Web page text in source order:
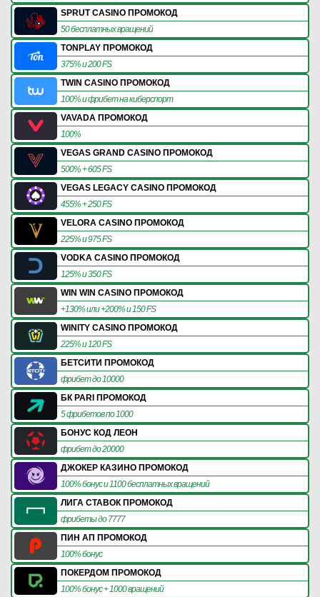
SPRUT CASINO ПРОМОКОД
50 бесплатных вращений
TONPLAY ПРОМОКОД
375% и 200 FS
TWIN CASINO ПРОМОКОД
100% и фрибет на киберспорт
VAVADA ПРОМОКОД
100%
VEGAS GRAND CASINO ПРОМОКОД
500% + 605 FS
VEGAS LEGACY CASINO ПРОМОКОД
455% + 250 FS
VELORA CASINO ПРОМОКОД
225% и 975 FS
VODKA CASINO ПРОМОКОД
125% и 350 FS
WIN WIN CASINO ПРОМОКОД
+130% или +200% и 150 FS
WINITY CASINO ПРОМОКОД
225% и 120 FS
БЕТСИТИ ПРОМОКОД
фрибет до 10000
БК PARI ПРОМОКОД
5 фрибетов по 1000
БОНУС КОД ЛЕОН
фрибет до 20000
ДЖОКЕР КАЗИНО ПРОМОКОД
100% бонус и 1100 бесплатных вращений
ЛИГА СТАВОК ПРОМОКОД
фрибеты до 7777
ПИН АП ПРОМОКОД
100% бонус
ПОКЕРДОМ ПРОМОКОД
100% бонус + 1000 вращений